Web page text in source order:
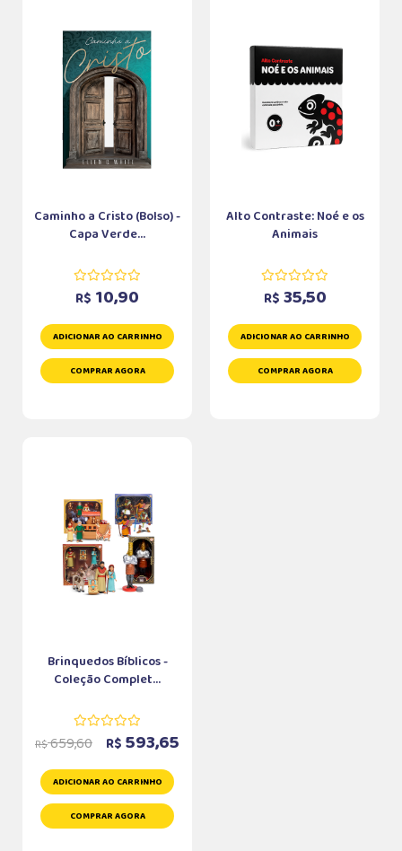
Caminho a Cristo (Bolso) -
Capa Verde...
R$ 10,90
ADICIONAR AO CARRINHO
COMPRAR AGORA
Alto Contraste: Noé e os
Animais
R$ 35,50
ADICIONAR AO CARRINHO
COMPRAR AGORA
Brinquedos Bíblicos -
Coleção Complet...
R$659,60 R$ 593,65
ADICIONAR AO CARRINHO
COMPRAR AGORA